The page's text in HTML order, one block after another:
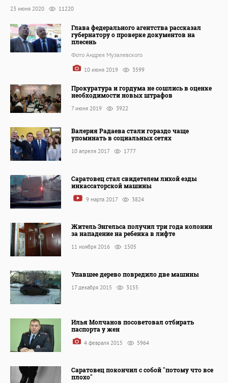
23 июня 2020 11220
Глава федерального агентства рассказал
губернатору о проверке документов на
плесень
Фото Андрея Музалевского
10 июня 2019 3599
Прокуратура и гордума не сошлись в оценке
необходимости новых штрафов
7 июня 2019 3922
Валерия Радаева стали гораздо чаще
упоминать в социальных сетях
10 апреля 2017 1777
Саратовец стал свидетелем лихой езды
инкассаторской машины
9 марта 2017 3824
Житель Энгельса получил три года колонии
за нападение на ребенка в лифте
11 ноября 2016 1505
Упавшее дерево повредило две машины
17 декабря 2015 3155
Илья Молчанов посоветовал отбирать
паспорта у жен
4 февраля 2015 5964
Саратовец покончил с собой "потому что все
плохо"